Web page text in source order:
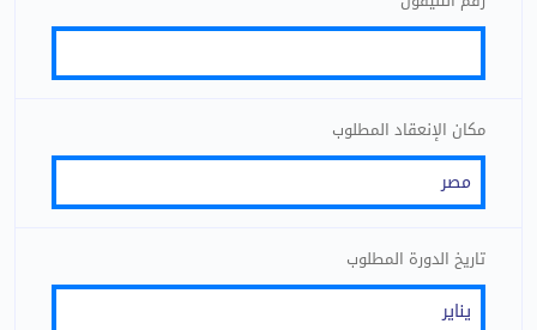
مكان الإنعقاد المطلوب
تاريخ الدورة المطلوب